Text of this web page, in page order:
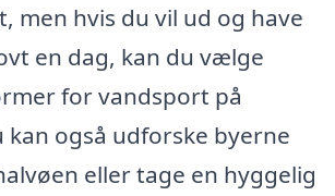
men hvis du vil ud og have
en dag, kan du vælge
for vandsport på
kan også udforske byerne
eller tage en hyggelig